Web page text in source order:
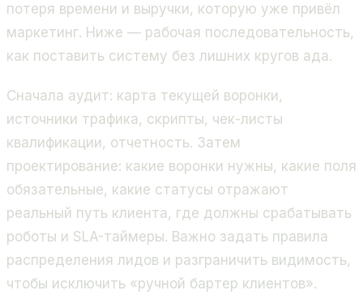
потеря времени и выручки, которую уже привёл
маркетинг. Ниже — рабочая последовательность,
как поставить систему без лишних кругов ада.
Сначала аудит: карта текущей воронки,
источники трафика, скрипты, чек-листы
квалификации, отчетность. Затем
проектирование: какие воронки нужны, какие поля
обязательные, какие статусы отражают
реальный путь клиента, где должны срабатывать
роботы и SLA-таймеры. Важно задать правила
распределения лидов и разграничить видимость,
чтобы исключить «ручной бартер клиентов».